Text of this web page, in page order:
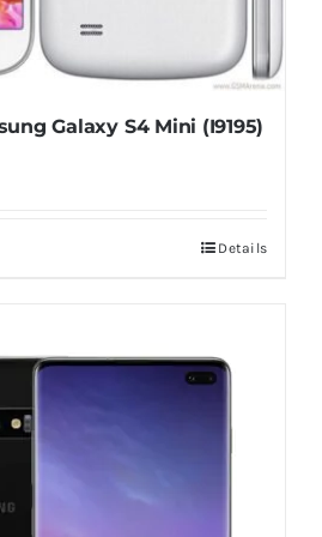
Galaxy S4 Mini (I9195)
Details